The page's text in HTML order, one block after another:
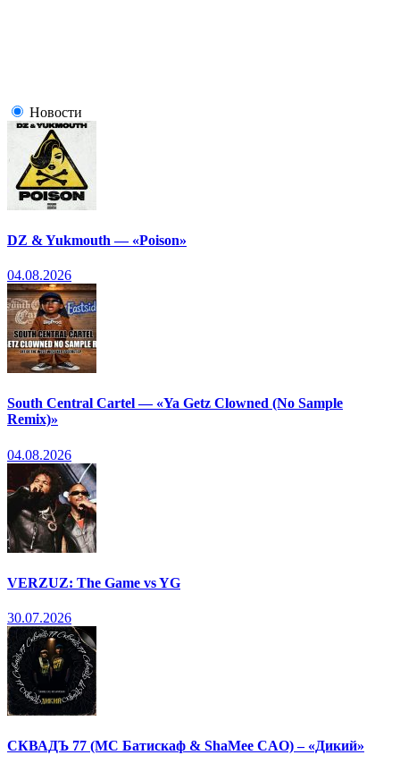
Новости
DZ & Yukmouth — «Poison»
04.08.2026
South Central Cartel — «Ya Getz Clowned (No Sample
Remix)»
04.08.2026
VERZUZ: The Game vs YG
30.07.2026
СКВАДЪ 77 (МС Батискаф & ShaMee CAO) – «Дикий»